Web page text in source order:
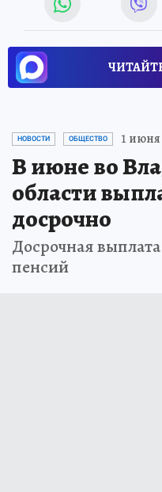
НОВОСТИ ОБЩЕСТВО 1 июня
В июне во
области
досрочно
Досрочная
пенсий